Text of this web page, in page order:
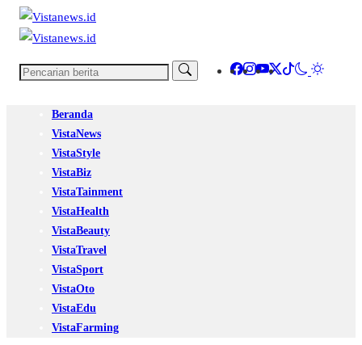
Beranda
VistaNews
VistaStyle
VistaBiz
VistaTainment
VistaHealth
VistaBeauty
VistaTravel
VistaSport
VistaOto
VistaEdu
VistaFarming